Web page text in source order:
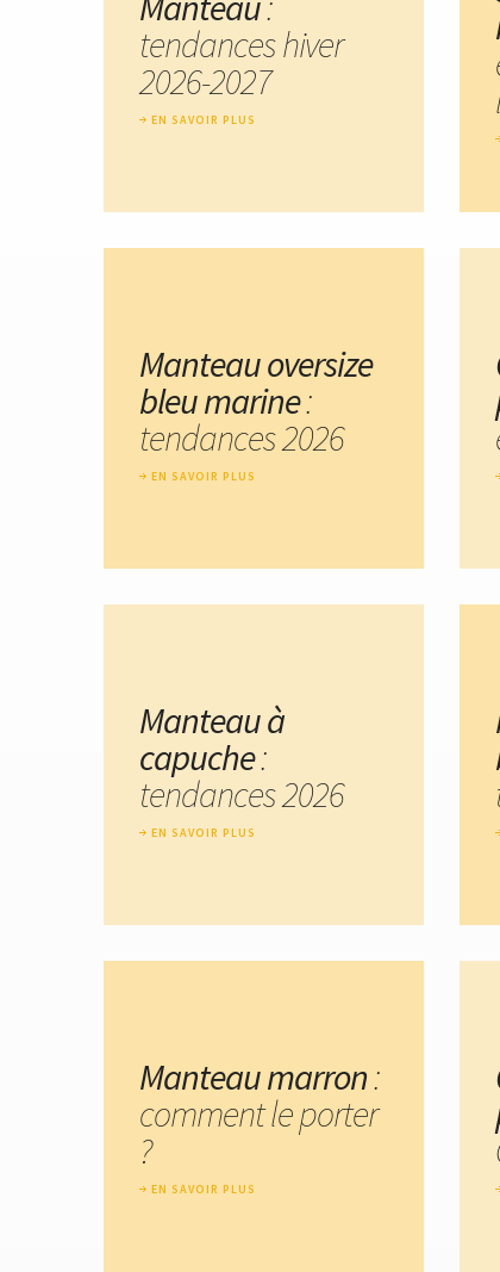
tendances hiver
2026-2027
EN SAVOIR PLUS
Manteau oversize
bleu marine:
tendances 2026
EN SAVOIR PLUS
Manteau à
capuche:
tendances 2026
EN SAVOIR PLUS
Manteau marron:
comment le porter
?
EN SAVOIR PLUS